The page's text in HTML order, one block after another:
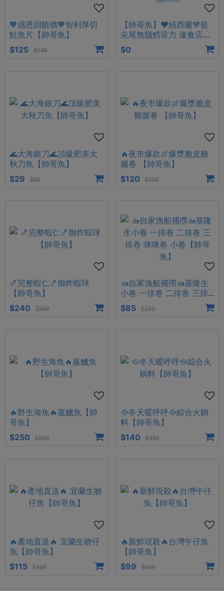
🧡感恩回饋價🧡智利厚切
鮭魚片【帥哥魚】
$125
$149
【帥哥魚】❤️紐西蘭💙藍
尖尾無鬚鱈菲力 速食店同
款 鱈魚菲力 鱈魚柳 無鬚
鱈魚
$0
🌊大海銀刀🌊頂級肥美大
秋刀魚【帥哥魚】
$29
$35
🔥夜市爆款🍖爆漿脆皮雞
腿卷 【帥哥魚】
$120
$200
🍤完整蝦仁🍤御炸蝦球
【帥哥魚】
$240
$500
🚤自家漁船捕撈🚤基隆生
小卷 一排卷 二排卷 三排
卷 咪咪卷 小卷【帥哥魚】
$85 $200
🔥野生海魚🔥嘉鱲魚【帥
哥魚】
$250
$500
🥘冬天暖呼呼🥘綜合火鍋
料【帥哥魚】
$140
$300
🔥產地直送🔥 宜蘭生吻仔
魚【帥哥魚】
$115
$300
🔥新鮮現殺🔥台灣午仔魚
【帥哥魚】
$99
$500